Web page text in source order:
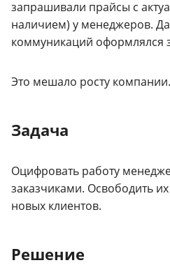
запрашивали прайсы с
наличием) у менеджеров.
коммуникаций оформлялся
Это мешало росту компании.
Задача
Оцифровать работу
заказчиками. Освободить
новых клиентов.
Решение